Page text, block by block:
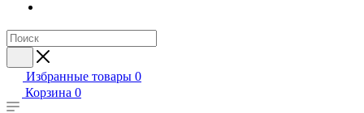
Избранные товары 0
Корзина 0